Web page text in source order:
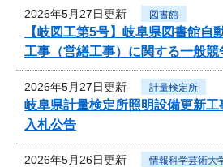
2026年5月27日更新 図書館
【岐図工第5号】岐阜県図書館自
工事（営繕工事）に関する一般競
2026年5月27日更新 計量検定所
岐阜県計量検定所照明設備更新
入札公告
2026年5月26日更新 情報科学芸術大